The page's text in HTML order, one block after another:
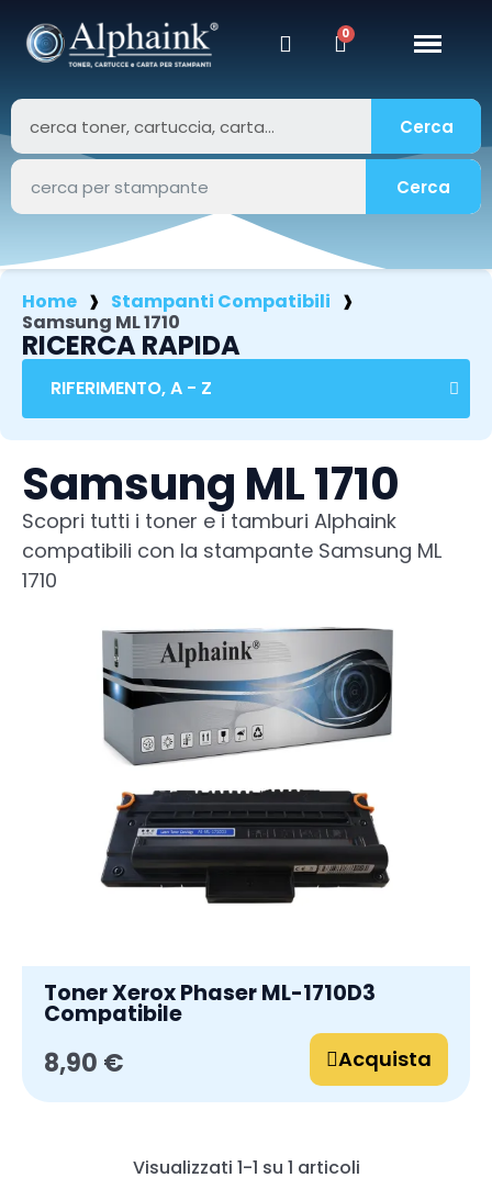
Cerca
Cerca
Home
Stampanti Compatibili
Samsung ML 1710
RICERCA RAPIDA
Samsung ML 1710
Scopri tutti i toner e i tamburi Alphaink
compatibili con la stampante Samsung ML
1710
Toner Xerox Phaser ML-1710D3
Compatibile
8,90 € Acquista
Visualizzati 1-1 su 1 articoli